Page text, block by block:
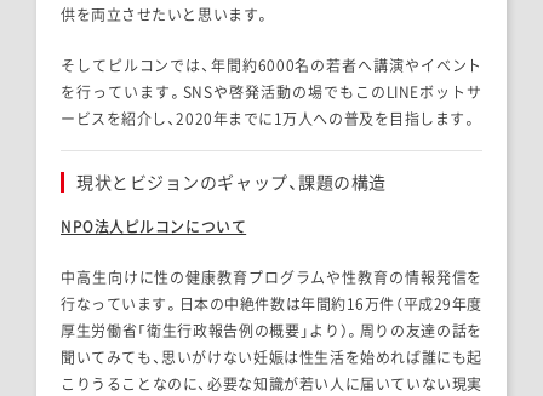
供を両立させたいと思います。
そしてピルコンでは、年間約6000名の若者へ講演やイベント
を行っています。SNSや啓発活動の場でもこのLINEボットサ
ービスを紹介し、2020年までに1万人への普及を目指します。
現状とビジョンのギャップ、課題の構造
NPO法人ピルコンについて
中高生向けに性の健康教育プログラムや性教育の情報発信を
行なっています。 日本の中絶件数は年間約16万件（平成29年度
厚生労働省「衛生行政報告例の概要」より）。周りの友達の話を
聞いてみても、思いがけない妊娠は性生活を始めれば誰にも起
こりうることなのに、必要な知識が若い人に届いていない現実